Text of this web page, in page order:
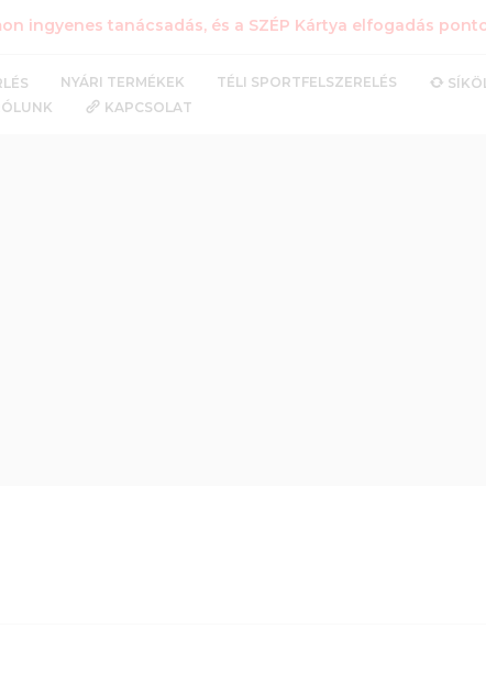
ingyenes tanácsadás, és a SZÉP Kártya elfogadás
NYÁRI TERMÉKEK TÉLI SPORTFELSZERELÉS
KAPCSOLAT